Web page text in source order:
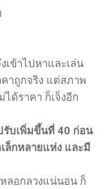
เข้าไปหาและเล่น
าถูกจริง แต่สภาพ
ด้ราคา ก็เจ็งอีก
รับเพิ่มขึ้นที่ 40 ก่อน
ล็กหลายแห่ง และมี
หลอกลวงแน่นอน ก็